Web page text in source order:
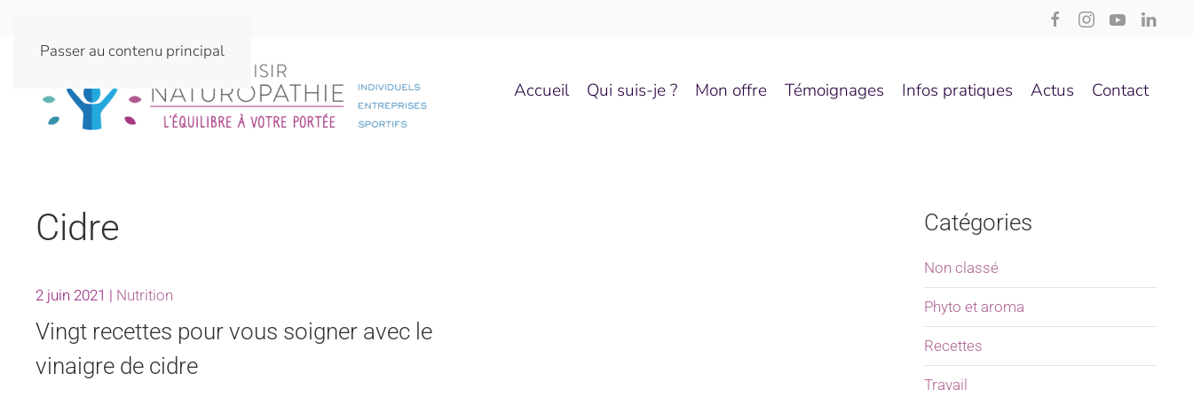
Passer au contenu principal
Accueil Qui suis-je ? Mon offre Témoignages Infos pratiques Actus Contact
Cidre
2 juin 2021 | Nutrition
Vingt recettes pour vous soigner avec le
vinaigre de cidre
Catégories
Non classé
Phyto et aroma
Recettes
Travail